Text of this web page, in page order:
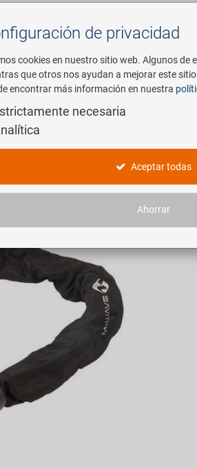
Servicio
cadena
de privacidad
cookies en nuestro sitio web. Algunos de
que otros nos ayudan a mejorar este
encontrar más información en nuestra
necesaria
Aceptar todas
Ahorrar